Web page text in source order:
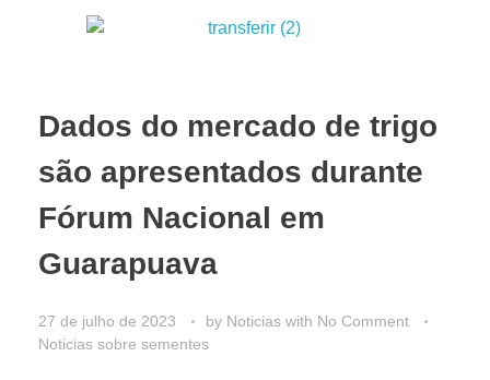
Dados do mercado de trigo
são apresentados durante
Fórum Nacional em
Guarapuava
27 de julho de 2023 by Noticias with No Comment
Noticias sobre sementes